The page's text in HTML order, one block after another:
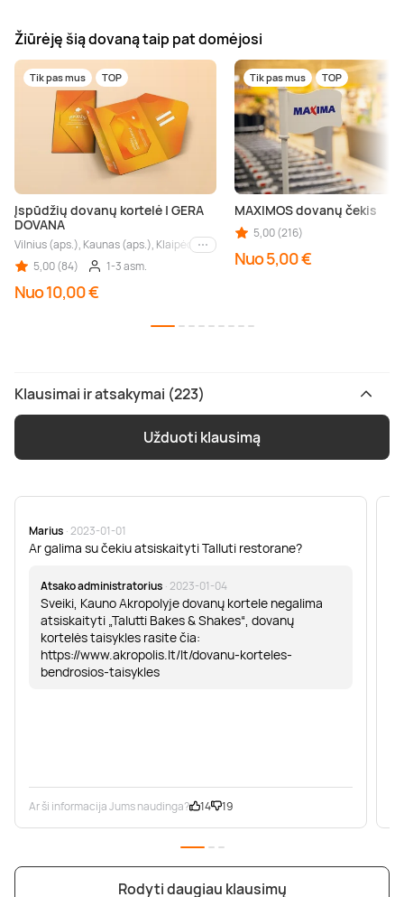
Žiūrėję šią dovaną taip pat domėjosi
Tik pas mus TOP
Įspūdžių dovanų kortelė | GERA
DOVANA
Vilnius (aps.), Kaunas (aps.), Klaipėda (aps.), Palanga (aps.), Nida (aps.),
Kiti miestai
5,00 (84)
1-3 asm.
Nuo 10,00 €
Tik pas mus TOP
MAXIMOS dovanų čekis
5,00 (216)
Nuo 5,00 €
Klausimai ir atsakymai (223)
Užduoti klausimą
Marius · 2023-01-01
Ar galima su čekiu atsiskaityti Talluti restorane?
Atsako administratorius · 2023-01-04
Sveiki, Kauno Akropolyje dovanų kortele negalima
atsiskaityti „Talutti Bakes & Shakes“, dovanų
kortelės taisykles rasite čia:
https://www.akropolis.lt/lt/dovanu-korteles-
bendrosios-taisykles
Ar ši informacija Jums naudinga? 14 19
Rodyti daugiau klausimų